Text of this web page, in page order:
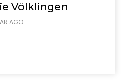
Völklingen
AGO